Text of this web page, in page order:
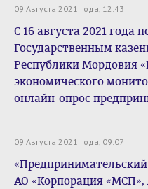
09 Августа 2021 года, 12:43
С 16 августа 2021 года
Государственным
Республики Мордовия
экономического
онлайн-опрос
09 Августа 2021 года, 09:07
АО «Корпорация